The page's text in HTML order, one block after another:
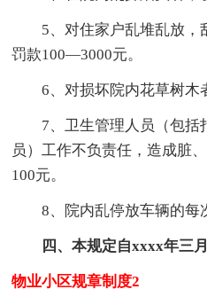
5、对住家户乱堆乱放，
罚款100—3000元。
6、对损坏院内花草树木
7、卫生管理人员（包括
员）工作不负责任，造成脏
100元。
8、院内乱停放车辆的每次
四、本规定自xxxx年三月
物业小区规章制度2